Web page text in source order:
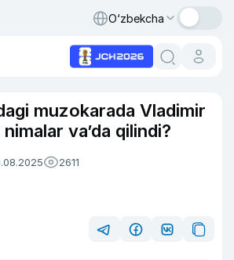
O‘zbekcha
muzokarada Vladimir
va’da qilindi?
2611